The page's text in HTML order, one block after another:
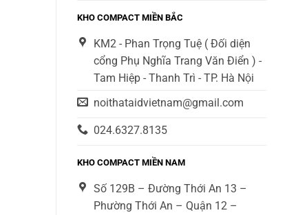
KHO COMPACT MIỀN BẮC
KM2 - Phan Trọng Tuệ ( Đối diện
cổng Phụ Nghĩa Trang Văn Điển ) -
Tam Hiệp - Thanh Trì - TP. Hà Nội
noithataidvietnam@gmail.com
024.6327.8135
KHO COMPACT MIỀN NAM
Số 129B – Đường Thới An 13 –
Phường Thới An – Quận 12 –